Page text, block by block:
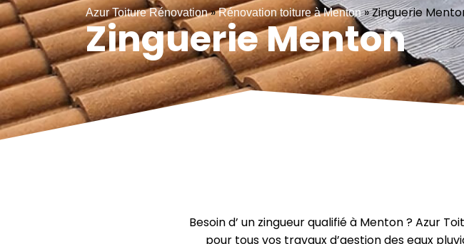
Azur Toiture Rénovation»Rénovation toiture à Menton»Zinguerie
Zinguerie Menton
Besoin d’ un zingueur qualifié à Menton ? Azur
pour tous vos travaux d’gestion des eaux